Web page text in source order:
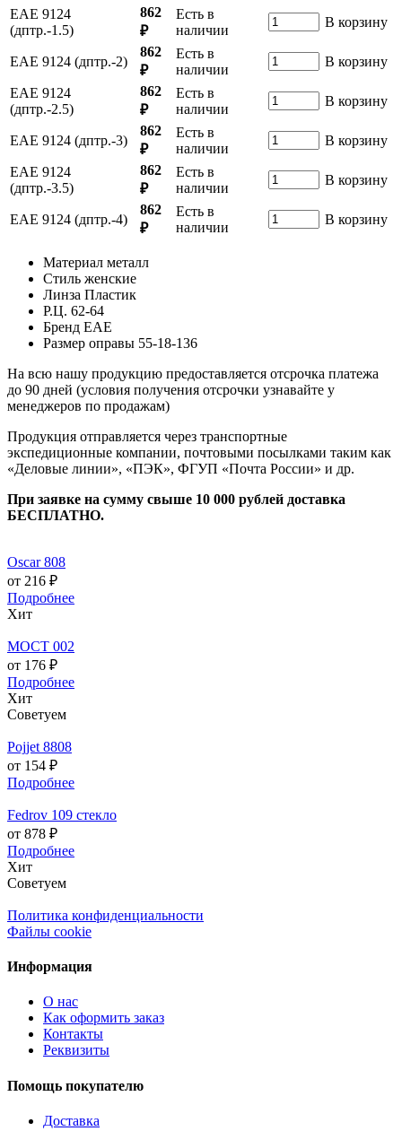
ЕАЕ 9124
(дптр.-1.5)
862
₽
Есть в
наличии
В корзину
ЕАЕ 9124 (дптр.-2)
862
₽
Есть в
наличии
В корзину
ЕАЕ 9124
(дптр.-2.5)
862
₽
Есть в
наличии
В корзину
ЕАЕ 9124 (дптр.-3)
862
₽
Есть в
наличии
В корзину
ЕАЕ 9124
(дптр.-3.5)
862
₽
Есть в
наличии
В корзину
ЕАЕ 9124 (дптр.-4)
862
₽
Есть в
наличии
В корзину
Материал металл
Стиль женские
Линза Пластик
Р.Ц. 62-64
Бренд ЕАЕ
Размер оправы 55-18-136
На всю нашу продукцию предоставляется отсрочка платежа
до 90 дней (условия получения отсрочки узнавайте у
менеджеров по продажам)
Продукция отправляется через транспортные
экспедиционные компании, почтовыми посылками таким как
«Деловые линии», «ПЭК», ФГУП «Почта России» и др.
При заявке на сумму свыше 10 000 рублей доставка
БЕСПЛАТНО.
Oscar 808
от 216 ₽
Подробнее
Хит
МОСТ 002
от 176 ₽
Подробнее
Хит
Советуем
Pojjet 8808
от 154 ₽
Подробнее
Fedrov 109 стекло
от 878 ₽
Подробнее
Хит
Советуем
Политика конфиденциальности
Файлы cookie
Информация
О нас
Как оформить заказ
Контакты
Реквизиты
Помощь покупателю
Доставка